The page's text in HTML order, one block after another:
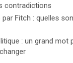
contradictions
par Fitch : quelles
: un grand mot